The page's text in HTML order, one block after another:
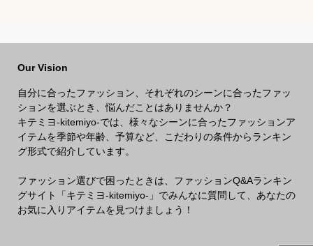
Our Vision
自分に合ったファッション、それぞれのシーンに合ったファッ
ションを選ぶとき、悩んだことはありませんか？
キテミヨ-kitemiyo-では、様々なシーンに合ったファッションア
イテムを季節や年齢、予算など、こだわりの条件からランキン
グ形式で紹介しています。
ファッション選びで困ったときは、ファッションQ&Aランキン
グサイト「キテミヨ-kitemiyo-」でみんなに質問して、あなたの
お気に入りアイテムを見つけましょう！